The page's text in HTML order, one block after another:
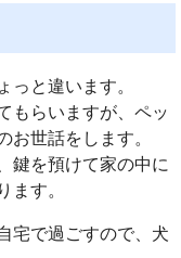
っと違います。
もらいますが、ペッ
お世話をします。
鍵を預けて家の中に
ます。
宅で過ごすので、犬